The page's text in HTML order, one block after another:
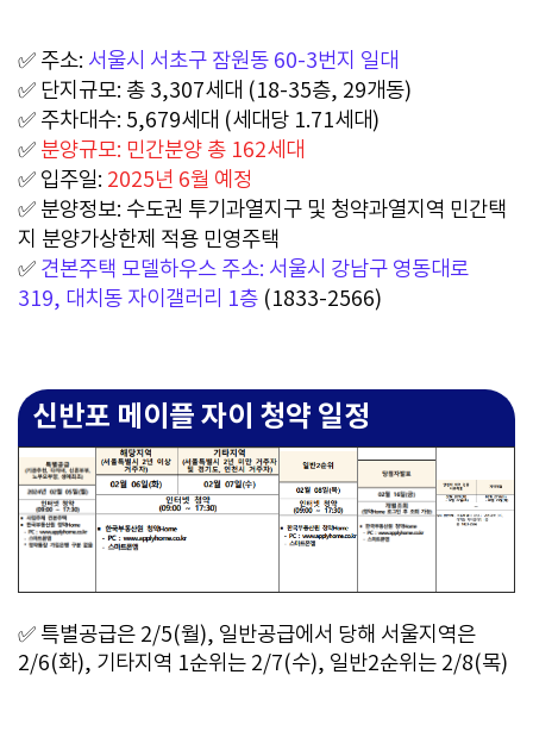
✅ 주소: 서울시 서초구 잠원동 60-3번지 일대
✅ 단지규모: 총 3,307세대 (18-35층, 29개동)
✅ 주차대수: 5,679세대 (세대당 1.71세대)
✅ 분양규모: 민간분양 총 162세대
✅ 입주일: 2025년 6월 예정
✅ 분양정보: 수도권 투기과열지구 및 청약과열지역 민간택
지 분양가상한제 적용 민영주택
✅ 견본주택 모델하우스 주소: 서울시 강남구 영동대로
319, 대치동 자이갤러리 1층 (1833-2566)
신반포 메이플 자이 청약 일정
✅ 특별공급은 2/5(월), 일반공급에서 당해 서울지역은
2/6(화), 기타지역 1순위는 2/7(수), 일반2순위는 2/8(목)